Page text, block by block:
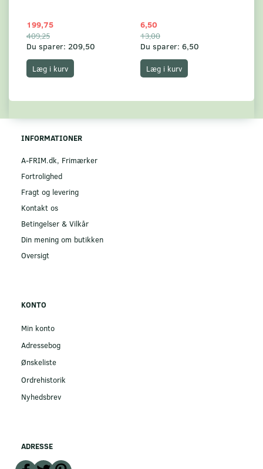
199,75
409,25
Du sparer: 209,50
Læg i kurv
6,50
13,00
Du sparer: 6,50
Læg i kurv
INFORMATIONER
A-FRIM.dk, Frimærker
Fortrolighed
Fragt og levering
Kontakt os
Betingelser & Vilkår
Din mening om butikken
Oversigt
KONTO
Min konto
Adressebog
Ønskeliste
Ordrehistorik
Nyhedsbrev
ADRESSE